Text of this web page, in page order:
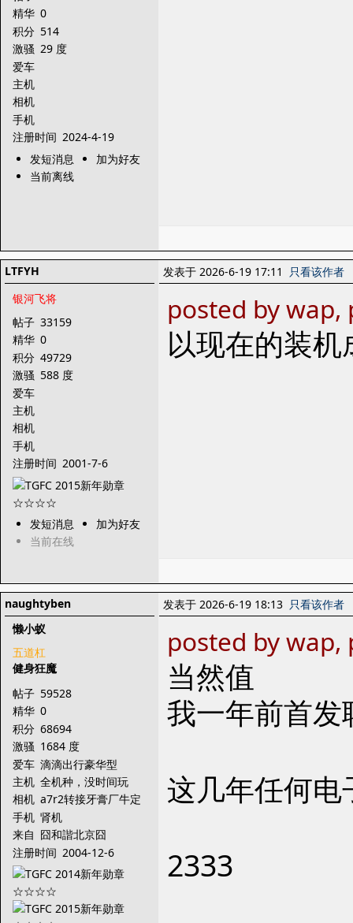
精华 0
积分 514
激骚 29 度
爱车
主机
相机
手机
注册时间 2024-4-19
发短消息
加为好友
当前离线
LTFYH
银河飞将
帖子 33159
精华 0
积分 49729
激骚 588 度
爱车
主机
相机
手机
注册时间 2001-7-6
发短消息
加为好友
当前在线
发表于 2026-6-19 17:11 只看该作者
posted by
以现在的装
naughtyben
懒小蚁
五道杠
健身狂魔
帖子 59528
精华 0
积分 68694
激骚 1684 度
爱车 滴滴出行豪华型
主机 全机种，没时间玩
相机 a7r2转接牙膏厂牛定
手机 肾机
来自 囧和諧北京囧
注册时间 2004-12-6
发表于 2026-6-19 18:13 只看该作者
posted by
当然值
我一年前首
这几年任何
2333